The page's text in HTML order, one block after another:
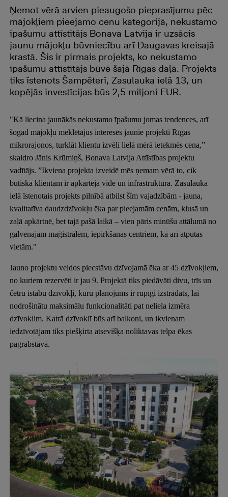
Ņemot vērā arvien pieaugošo pieprasījumu pēc
mājokļiem pieejamo cenu kategorijā, nekustamo
īpašumu attīstītājs Bonava Latvija ir uzsācis
jaunu mājokļu būvniecību arī Daugavas kreisajā
krastā. Šis ir pirmais projekts, ko nekustamo
īpašumu attīstītājs būvē šajā Rīgas daļā. Projekts
tiks īstenots Šampēterī, Zasulauka ielā 13, un
kopējās investīcijas būs 2,5 miljoni EUR.
"Kā liecina jaunākās nekustamo īpašumu jomas tendences, arī
šogad mājokļu meklētājus interesēs jaunie projekti Rīgas
mikrorajonos, turklāt klientu izvēli lielā mērā ietekmēs cena,”
skaidro Jānis Krūmiņš, Bonava Latvija Attīstības projektu
vadītājs. ”Ikviena projekta izveidē mēs ņemam vērā to, cik
būtiska klientam ir apkārtējā vide un infrastruktūra. Zasulauka
ielā īstenotais projekts pilnībā atbilst šīm vajadzībām - jauna,
kvalitatīva daudzdzīvokļu ēka par pieejamām cenām, klusā un
zaļā apkārtnē, bet tajā pašā laikā – vien pāris minūšu attālumā no
galvenajām maģistrālēm, iepirkšanās centriem, kā arī atpūtas
vietām."
Jauno projektu veidos piecstāvu dzīvojamā ēka ar 45 dzīvokļiem,
no kuriem rezervēti ir jau 9. Projektā tiks piedāvāti divu, trīs un
četru istabu dzīvokļi, kuru plānojums ir rūpīgi izstrādāts, lai
nodrošinātu maksimālu funkcionalitāti pat neliela izmēra
dzīvoklim. Katrā dzīvoklī būs arī balkoni, un ikvienam
iedzīvotājam tiks piešķirta atsevišķa noliktavas telpa ēkas
pagrabstāvā.